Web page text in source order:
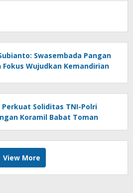
Swasembada Pangan
Wujudkan Kemandirian
Perkuat Soliditas TNI-Polri
Koramil Babat Toman
View More